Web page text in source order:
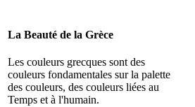
La Beauté de la Grèce
Les couleurs grecques sont des
couleurs fondamentales sur la palette
des couleurs, des couleurs liées au
Temps et à l'humain.